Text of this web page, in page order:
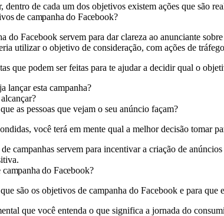
dentro de cada um dos objetivos existem ações que são
de campanha do Facebook?
do Facebook servem para dar clareza ao anunciante
utilizar o objetivo de consideração, com ações de
que podem ser feitas para te ajudar a decidir qual o
lançar esta campanha?
as pessoas que vejam o seu anúncio façam?
você terá em mente qual a melhor decisão tomar
campanhas servem para incentivar a criação de
do Facebook?
são os objetivos de campanha do Facebook e para
que você entenda o que significa a jornada do